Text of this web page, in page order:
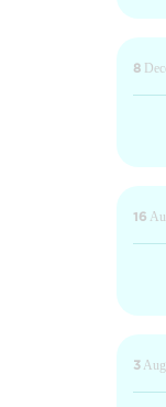
8
16
3